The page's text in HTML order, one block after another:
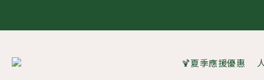
🍹夏季應援優惠